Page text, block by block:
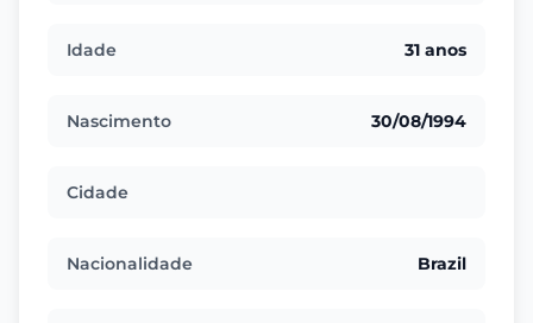
Idade 31 anos
Nascimento 30/08/1994
Cidade
Nacionalidade Brazil